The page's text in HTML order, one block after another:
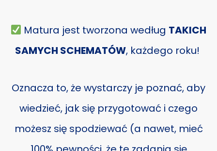
Matura jest tworzona według TAKICH
SAMYCH SCHEMATÓW, każdego roku!
Oznacza to, że wystarczy je poznać, aby
wiedzieć, jak się przygotować i czego
możesz się spodziewać (a nawet, mieć